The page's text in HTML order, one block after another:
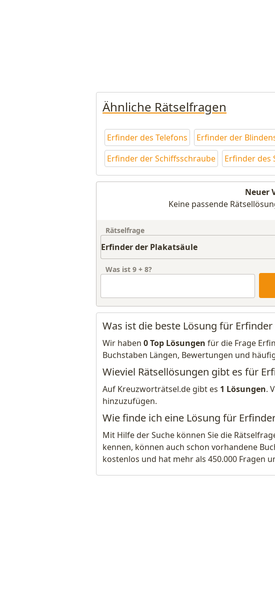
Ähnliche Rätselfragen
Erfinder des Telefons Erfinder der
Erfinder der Schiffsschraube
Erfinder des
Neuer
Keine passende
Rätselfrage
Was ist 9 + 8?
Was ist die beste Lösung für
Wir haben 0 Top Lösungen für die Frage
Buchstaben Längen, Bewertungen und
Wieviel Rätsellösungen gibt es für
Auf Kreuzworträtsel.de gibt es 1 Lösungen.
hinzuzufügen.
Wie finde ich eine Lösung für
Mit Hilfe der Suche können Sie die
kennen, können auch schon vorhandene
kostenlos und hat mehr als 450.000 Fragen